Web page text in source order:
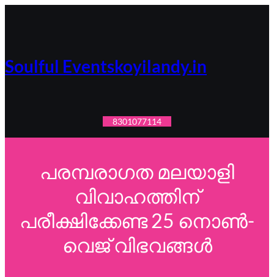
Soulful Eventskoyilandy.in
8301077114
പരമ്പരാഗത മലയാളി
വിവാഹത്തിന്
പരീക്ഷിക്കേണ്ട 25 നൊൺ-
വെജ് വിഭവങ്ങൾ